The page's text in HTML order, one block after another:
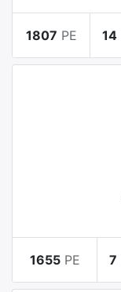
1807 PE 14
1655 PE 7